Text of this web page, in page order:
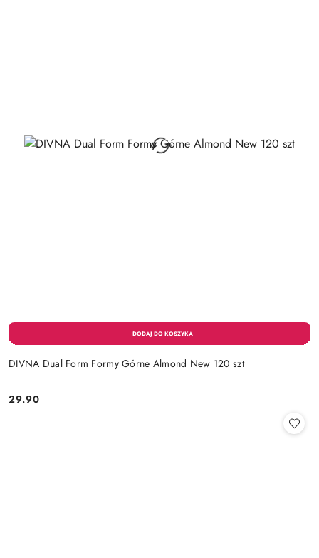
DIVNA Dual Form Formy Górne Almond New 120 szt
Cena:
29.90